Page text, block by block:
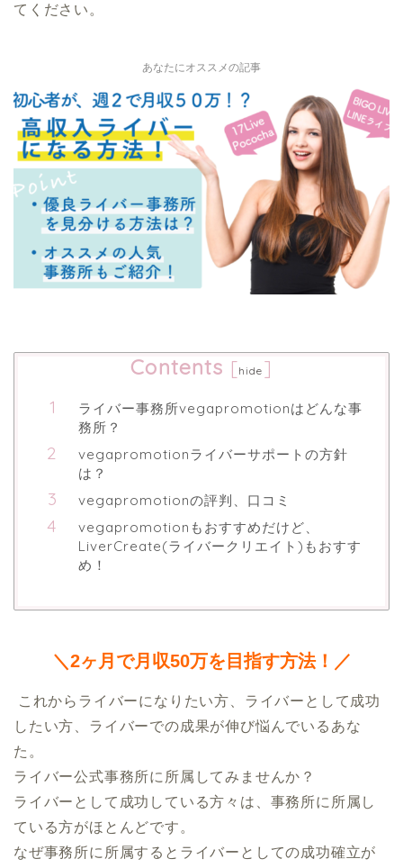
てください。
あなたにオススメの記事
Contents [hide ]
ライバー事務所vegapromotionはどんな事
務所？
vegapromotionライバーサポートの方針
は？
vegapromotionの評判、口コミ
vegapromotionもおすすめだけど、
LiverCreate(ライバークリエイト)もおすす
め！
＼2ヶ月で月収50万を目指す方法！／
したい方、ライバーでの成果が伸び悩んでいるあな
た。
ライバー公式事務所に所属してみませんか？
ライバーとして成功している方々は、事務所に所属し
ている方がほとんどです。
なぜ事務所に所属するとライバーとしての成功確立が